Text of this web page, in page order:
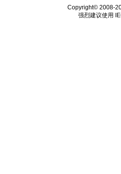
Copyright© 2008-
强烈建议使用